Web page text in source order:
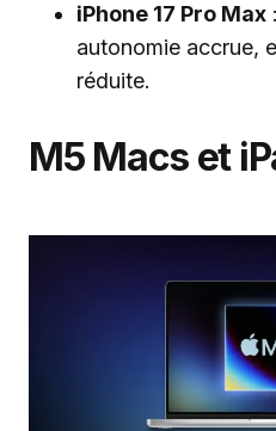
iPhone 17 Pro Max
autonomie accrue,
réduite.
M5 Macs et